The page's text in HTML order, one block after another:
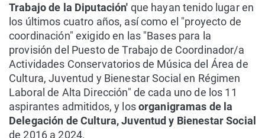
Trabajo de la Diputación' que hayan tenido lugar en
los últimos cuatro años, así como el "proyecto de
coordinación" exigido en las "Bases para la
provisión del Puesto de Trabajo de Coordinador/a
Actividades Conservatorios de Música del Área de
Cultura, Juventud y Bienestar Social en Régimen
Laboral de Alta Dirección" de cada uno de los 11
aspirantes admitidos, y losorganigramas de la
Delegación de Cultura, Juventud y Bienestar Social
de 2016 a 2024.